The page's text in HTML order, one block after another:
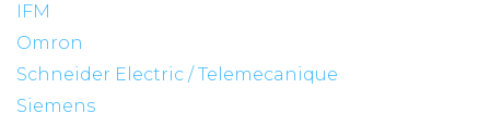
IFM
Omron
Schneider Electric / Telemecanique
Siemens